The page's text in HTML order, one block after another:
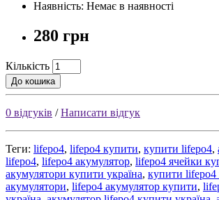
Наявність: Немає в наявності
280 грн
Кількість
До кошика
0 відгуків /Написати відгук
Теги: lifepo4, lifepo4 купити, купити lifepo4,
lifepo4, lifepo4 акумулятор, lifepo4 ячейки
акумулятори купити україна, купити lifepo4
акумулятори, lifepo4 акумулятор купити,